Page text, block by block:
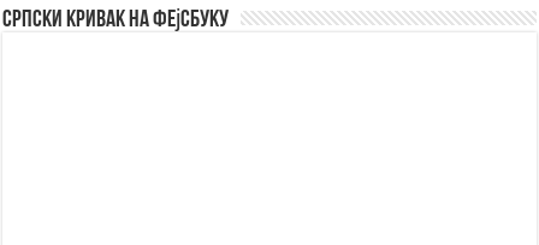
Српски Кривак на Фејсбуку